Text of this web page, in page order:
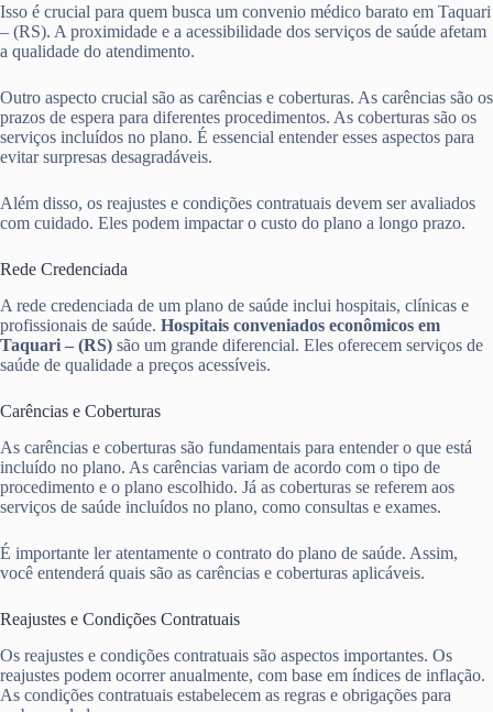
Isso é crucial para quem busca um convenio médico barato em Taquari
– (RS). A proximidade e a acessibilidade dos serviços de saúde afetam
a qualidade do atendimento.
Outro aspecto crucial são as carências e coberturas. As carências são os
prazos de espera para diferentes procedimentos. As coberturas são os
serviços incluídos no plano. É essencial entender esses aspectos para
evitar surpresas desagradáveis.
Além disso, os reajustes e condições contratuais devem ser avaliados
com cuidado. Eles podem impactar o custo do plano a longo prazo.
Rede Credenciada
A rede credenciada de um plano de saúde inclui hospitais, clínicas e
profissionais de saúde. Hospitais conveniados econômicos em
Taquari – (RS) são um grande diferencial. Eles oferecem serviços de
saúde de qualidade a preços acessíveis.
Carências e Coberturas
As carências e coberturas são fundamentais para entender o que está
incluído no plano. As carências variam de acordo com o tipo de
procedimento e o plano escolhido. Já as coberturas se referem aos
serviços de saúde incluídos no plano, como consultas e exames.
É importante ler atentamente o contrato do plano de saúde. Assim,
você entenderá quais são as carências e coberturas aplicáveis.
Reajustes e Condições Contratuais
Os reajustes e condições contratuais são aspectos importantes. Os
reajustes podem ocorrer anualmente, com base em índices de inflação.
As condições contratuais estabelecem as regras e obrigações para